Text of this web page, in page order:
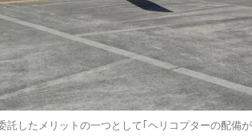
託したメリットの一つとして｢ヘリコプターの配備が